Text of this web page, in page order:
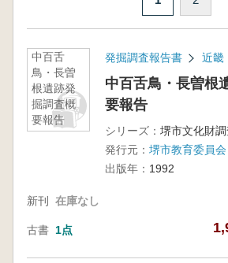
中百舌
鳥・長曽
根遺跡発
掘調査概
要報告
発掘調査報告書 近畿
中百舌鳥・長曽根
要報告
シリーズ： 堺市文化財
発行元： 堺市教育委員会
出版年： 1992
新刊 在庫なし
古書 1点